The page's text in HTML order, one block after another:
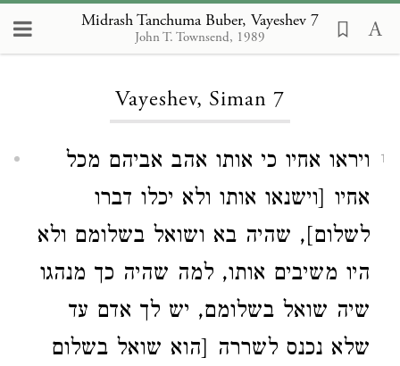
Midrash Tanchuma Buber, Vayeshev 7
John T. Townsend, 1989
Loading...
Vayeshev, Siman 7
1
ויראו אחיו כי אותו אהב אביהם מכל
אחיו [וישנאו אותו ולא יכלו דברו
לשלום], שהיה בא ושואל בשלומם ולא
היו משיבים אותו, למה שהיה כך מנהגו
שיה שואל בשלומם, יש לך אדם עד
שלא נכנס לשררה [הוא שואל בשלום